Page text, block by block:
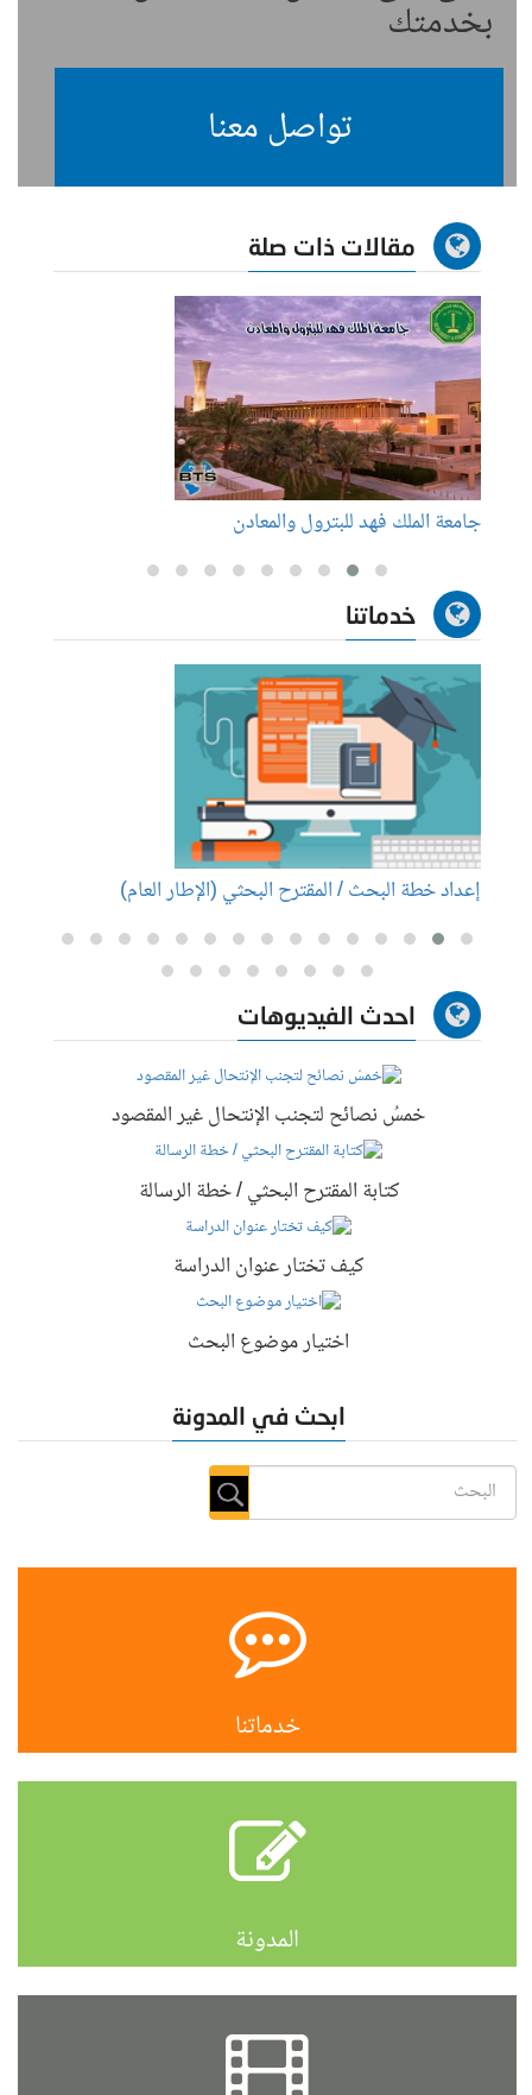
بخدمتك
تواصل معنا
مقالات ذات صلة
جامعة الملك فهد للبترول والمعادن
خدماتنا
إعداد خطة البحث / المقترح البحثي (الإطار العام)
احدث الفيديوهات
خمسُ نصائح لتجنب الإنتحال غير المقصود
كتابة المقترح البحثي / خطة الرسالة
كيف تختار عنوان الدراسة
اختيار موضوع البحث
ابحث في المدونة
خدماتنا
المدونة